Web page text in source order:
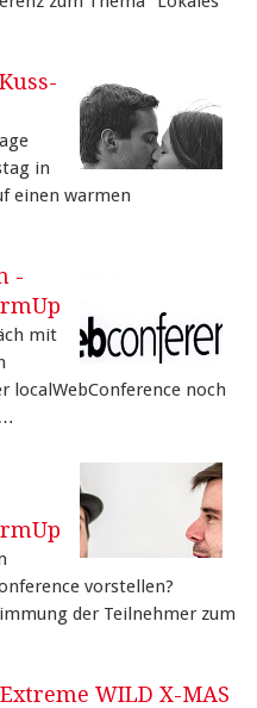
in
einen warmen
-
mit
localWebConference noch
vorstellen?
der Teilnehmer zum
WILD X-MAS